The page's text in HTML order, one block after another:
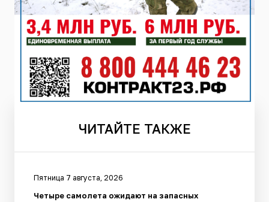
ЧИТАЙТЕ ТАКЖЕ
Пятница 7 августа, 2026
Четыре самолета ожидают на запасных